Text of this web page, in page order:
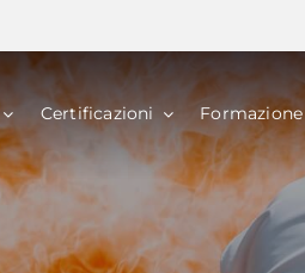
Certificazioni Formazione